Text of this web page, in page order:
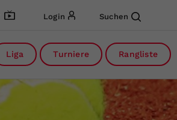
Login Suchen
Liga Turniere Rangliste